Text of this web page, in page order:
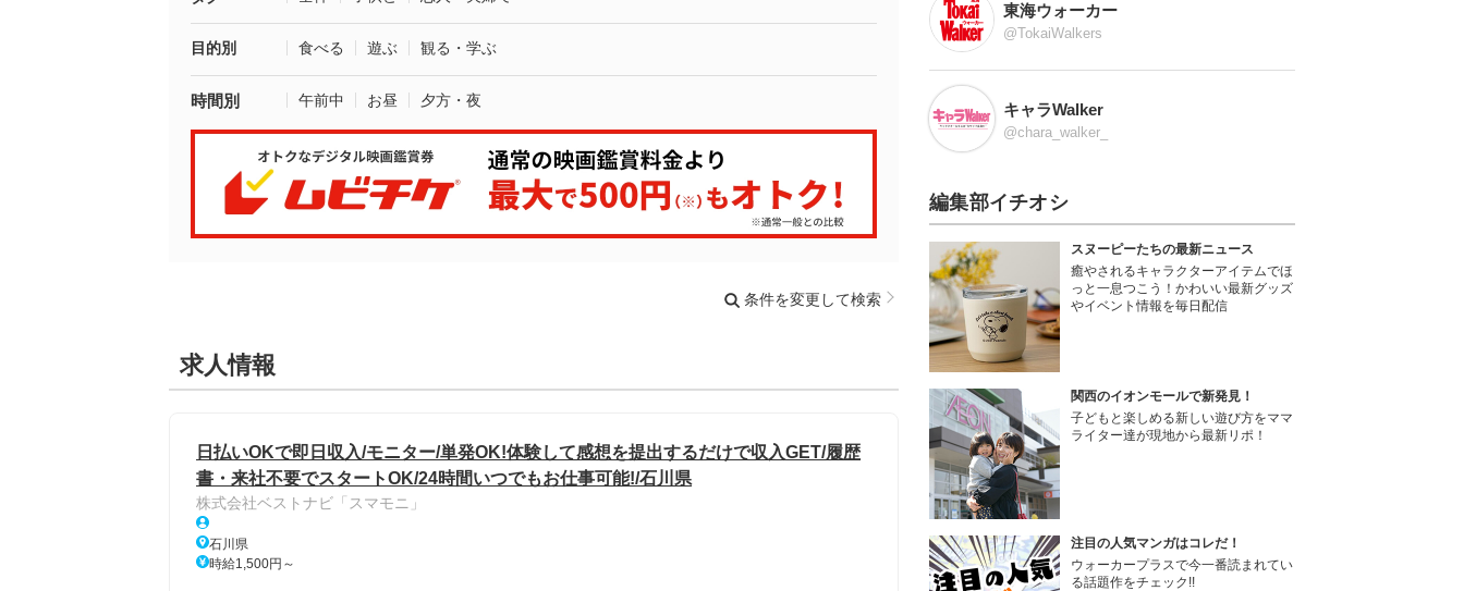
目的別 食べる 遊ぶ 観る・学ぶ
時間別 午前中 お昼 夕方・夜
条件を変更して検索
求人情報
日払いOKで即日収入/モニター/単発OK!体験して感想を提出するだけで収入GET/履歴
書・来社不要でスタートOK/24時間いつでもお仕事可能!/石川県
株式会社ベストナビ「スマモニ」
石川県
時給1,500円～
東海ウォーカー
@TokaiWalkers
キャラWalker
@chara_walker_
編集部イチオシ
スヌーピーたちの最新ニュース
癒やされるキャラクターアイテムでほ
っと一息つこう！かわいい最新グッズ
やイベント情報を毎日配信
関西のイオンモールで新発見！
子どもと楽しめる新しい遊び方をママ
ライター達が現地から最新リポ！
注目の人気マンガはコレだ！
ウォーカープラスで今一番読まれてい
る話題作をチェック!!